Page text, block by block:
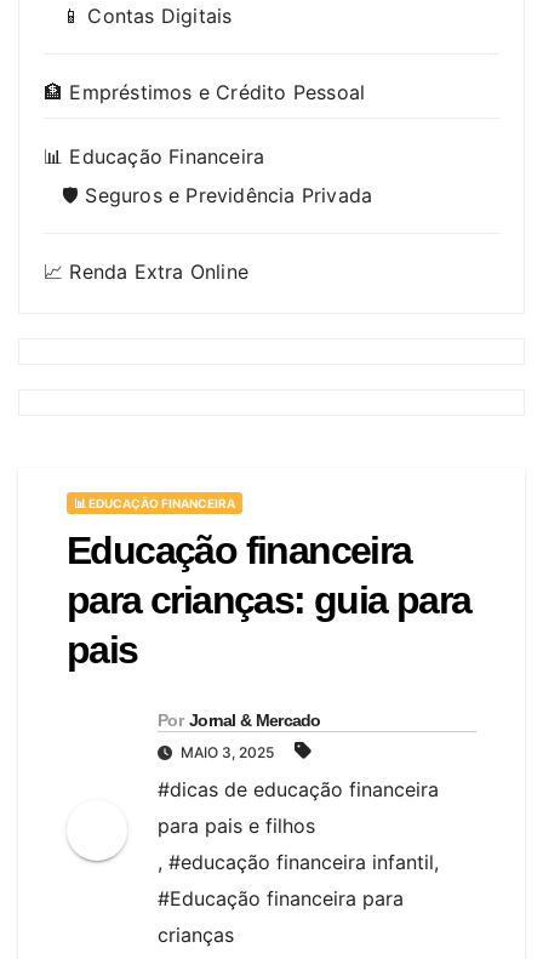
📱 Contas Digitais
🏦 Empréstimos e Crédito Pessoal
📊 Educação Financeira
🛡️ Seguros e Previdência Privada
📈 Renda Extra Online
📊 EDUCAÇÃO FINANCEIRA
Educação financeira
para crianças: guia para
pais
Por Jornal & Mercado
MAIO 3, 2025
#dicas de educação financeira
para pais e filhos
, #educação financeira infantil,
#Educação financeira para
crianças